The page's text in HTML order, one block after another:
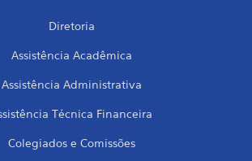
Diretoria
Assistência Acadêmica
Assistência Administrativa
Técnica Financeira
Colegiados e Comissões